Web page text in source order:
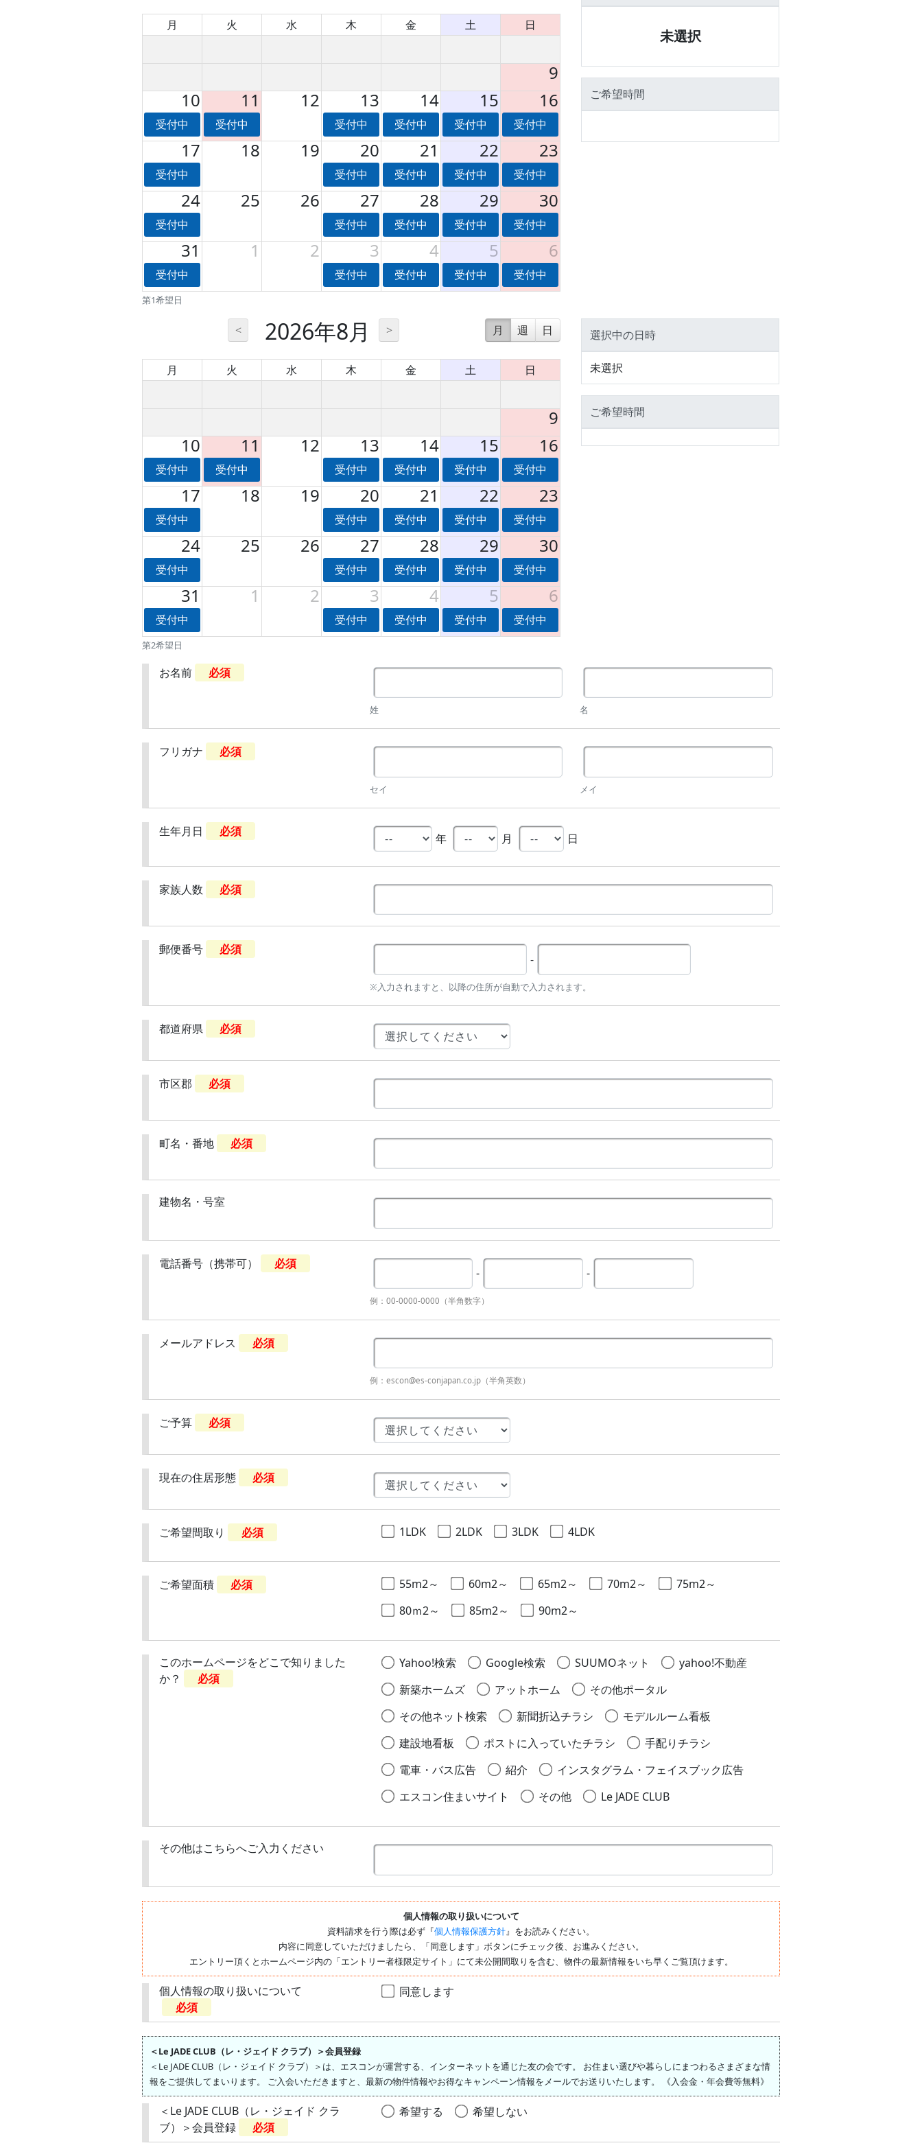
月 火 水 木 金 土 日
9
10
11 12 13 14 15 16
受付中 受付中 受付中 受付中 受付中 受付中
17 18 19 20 21 22 23
受付中 受付中 受付中 受付中 受付中
24 25 26 27 28 29 30
受付中 受付中 受付中 受付中 受付中
31 1 2 3 4 5 6
受付中 受付中 受付中 受付中 受付中
未選択
ご希望時間
第1希望日
月 週 日
< 2026年8月 >
月 火 水 木 金 土 日
9
10
11 12 13 14 15 16
受付中 受付中 受付中 受付中 受付中 受付中
17 18 19 20 21 22 23
受付中 受付中 受付中 受付中 受付中
24 25 26 27 28 29 30
受付中 受付中 受付中 受付中 受付中
31 1 2 3 4 5 6
受付中 受付中 受付中 受付中 受付中
選択中の日時
未選択
ご希望時間
第2希望日
お名前 必須
姓 名
フリガナ 必須
セイ メイ
生年月日 必須 年 月 日
家族人数 必須
郵便番号 必須
-
※入力されますと、以降の住所が自動で入力されます。
都道府県 必須
市区郡 必須
町名・番地 必須
建物名・号室
電話番号（携帯可） 必須
- -
例：00-0000-0000（半角数字）
メールアドレス 必須
例：escon@es-conjapan.co.jp（半角英数）
ご予算 必須
現在の住居形態 必須
ご希望間取り 必須 1LDK 2LDK 3LDK 4LDK
ご希望面積 必須 55m2～ 60m2～ 65m2～ 70m2～
75m2～
80ｍ2～
85m2～ 90m2～
このホームページをどこで知りました
か？
必須
Yahoo!検索 Google検索 SUUMOネット
yahoo!不動産
新築ホームズ
アットホーム
その他ポータル
その他ネット検索
新聞折込チラシ
モデルルーム看板
建設地看板
ポストに入っていたチラシ
手配りチラシ
電車・バス広告
紹介
インスタグラム・フェイスブック広告
エスコン住まいサイト
その他 Le JADE CLUB
その他はこちらへご入力ください
個人情報の取り扱いについて
資料請求を行う際は必ず『個人情報保護方針』をお読みください。
内容に同意していただけましたら、「同意します」ボタンにチェック後、お進みください。
エントリー頂くとホームページ内の「エントリー者様限定サイト」にて未公開間取りを含む、物件の最新情報をいち早くご覧頂けます。
個人情報の取り扱いについて
必須
同意します
＜Le JADE CLUB（レ・ジェイド クラブ）＞会員登録
＜Le JADE CLUB（レ・ジェイド クラブ）＞は、エスコンが運営する、インターネットを通じた友の会です。 お住まい選びや暮らしにまつわるさまざまな情
報をご提供してまいります。 ご入会いただきますと、最新の物件情報やお得なキャンペーン情報をメールでお送りいたします。 《入会金・年会費等無料》
＜Le JADE CLUB（レ・ジェイド クラ
ブ）＞会員登録
必須
希望する 希望しない